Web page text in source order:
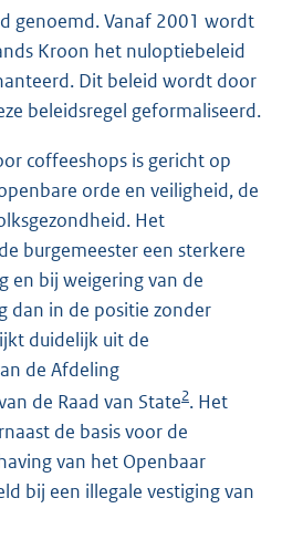
genoemd. Vanaf 2001 wordt
Kroon het nuloptiebeleid
Dit beleid wordt door
beleidsregel geformaliseerd.
coffeeshops is gericht op
orde en veiligheid, de
Het
burgemeester een sterkere
en bij weigering van de
dan in de positie zonder
duidelijk uit de
de Afdeling
de Raad van State2. Het
de basis voor de
van het Openbaar
bij een illegale vestiging van